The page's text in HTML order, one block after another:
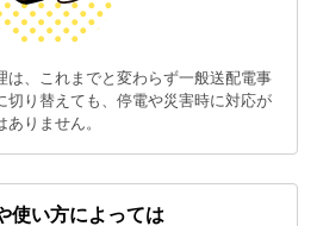
は、これまでと変わらず一般送配電事
切り替えても、停電や災害時に対応が
りません。
使い方によっては